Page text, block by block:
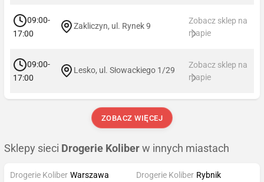
09:00-
17:00
Zakliczyn, ul. Rynek 9
Zobacz sklep na
mapie
09:00-
17:00
Lesko, ul. Słowackiego 1/29
Zobacz sklep na
mapie
ZOBACZ WIĘCEJ
Sklepy sieci Drogerie Koliber w innych miastach
Drogerie Koliber Warszawa
Drogerie Koliber Rybnik